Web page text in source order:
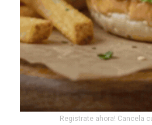
Registrate ahora! Cancela